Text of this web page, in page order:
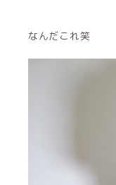
なんだこれ笑